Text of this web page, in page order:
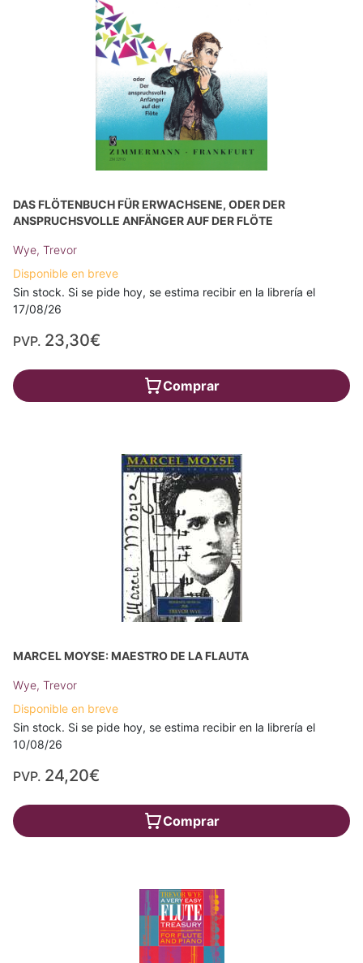
DAS FLÖTENBUCH FÜR ERWACHSENE, ODER DER
ANSPRUCHSVOLLE ANFÄNGER AUF DER FLÖTE
Wye, Trevor
Disponible en breve
Sin stock. Si se pide hoy, se estima recibir en la librería el
17/08/26
PVP. 23,30€
Comprar
MARCEL MOYSE: MAESTRO DE LA FLAUTA
Wye, Trevor
Disponible en breve
Sin stock. Si se pide hoy, se estima recibir en la librería el
10/08/26
PVP. 24,20€
Comprar